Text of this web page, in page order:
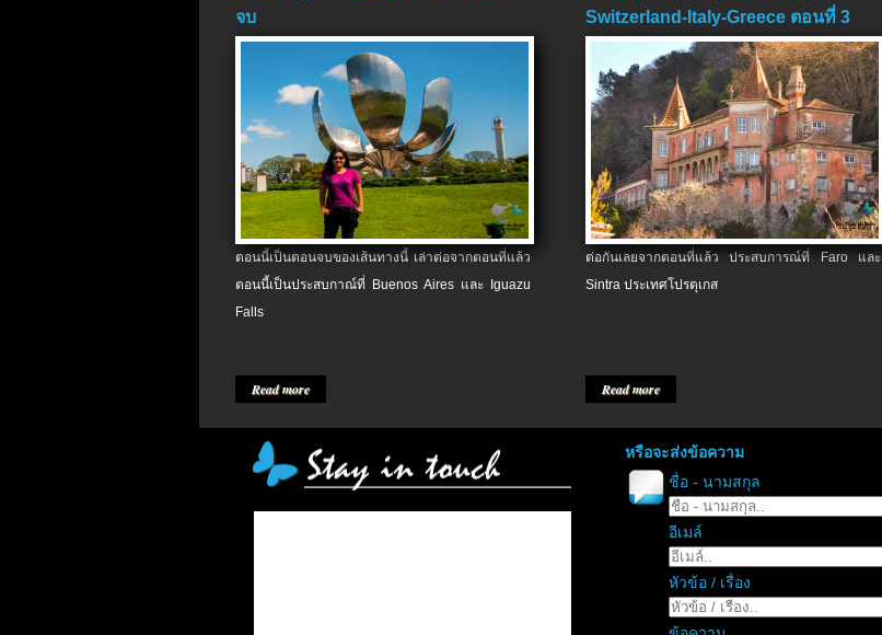
จบ
ตอนนี้เป็นตอนจบของเส้นทางนี้ เล่าต่อจากตอนที่แล้ว
ตอนนี้เป็นประสบกาณ์ที่ Buenos Aires และ Iguazu
Falls
Read more
Switzerland-Italy-Greece ตอนที่ 3
ต่อกันเลยจากตอนที่แล้ว ประสบการณ์ที่ Faro และ
Sintra ประเทศโปรตุเกส
Read more
หรือจะส่งข้อความ
ชื่อ - นามสกุล
อีเมล์
หัวข้อ / เรื่อง